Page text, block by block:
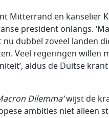
Mitterrand en kanselier
president onlangs.
dubbel zoveel landen
Veel regeringen willen
aldus de Duitse krant
Dilemma’wijst de
ambities niet alleen